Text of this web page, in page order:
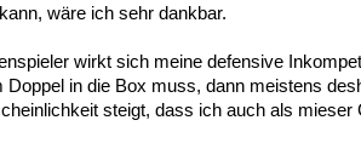
wäre ich sehr dankbar.
wirkt sich meine defensive
Doppel in die Box muss, dann meistens
steigt, dass ich auch als mieser